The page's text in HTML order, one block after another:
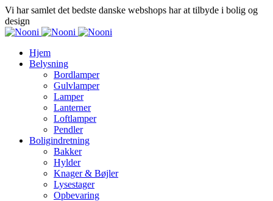
Vi har samlet det bedste danske webshops har at tilbyde i bolig og
design
Hjem
Belysning
Bordlamper
Gulvlamper
Lamper
Lanterner
Loftlamper
Pendler
Boligindretning
Bakker
Hylder
Knager & Bøjler
Lysestager
Opbevaring